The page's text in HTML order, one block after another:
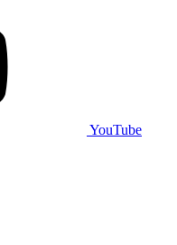
YouTube